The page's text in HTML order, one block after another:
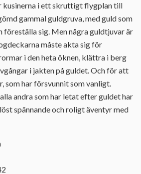
kusinerna i ett skruttigt flygplan till
gammal guldgruva, med guld som
föreställa sig. Men några guldtjuvar är
måste akta sig för
i den heta öknen, klättra i berg
i jakten på guldet. Och för att
som har försvunnit som vanligt.
andra som har letat efter guldet har
spännande och roligt äventyr med